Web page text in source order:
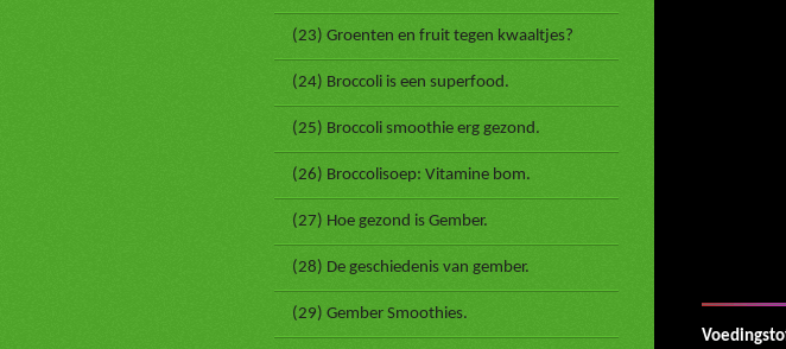
(23) Groenten en fruit tegen kwaaltjes?
(24) Broccoli is een superfood.
(25) Broccoli smoothie erg gezond.
(26) Broccolisoep: Vitamine bom.
(27) Hoe gezond is Gember.
(28) De geschiedenis van gember.
(29) Gember Smoothies.